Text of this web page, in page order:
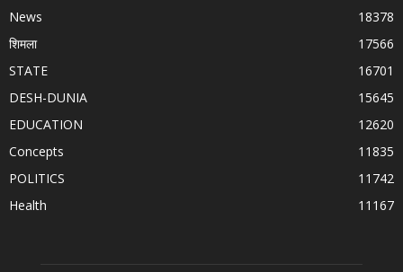
News
18378
शिमला
17566
STATE
16701
DESH-DUNIA
15645
EDUCATION
12620
Concepts
11835
POLITICS
11742
Health
11167